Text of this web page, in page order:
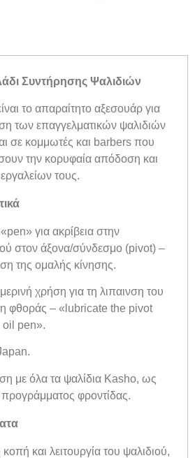
Συντήρησης Ψαλιδιών
το απαραίτητο αξεσουάρ για
των επαγγελματικών ψαλιδιών
σε κομμωτές και barbers που
την κορυφαία απόδοση και
τους.
για ακρίβεια στην
στον άξονα/σύνδεσμο (pivot) –
της ομαλής κίνησης.
χρήση για τη λιπαινση του
φθοράς – «lubricate the pivot
oil pen».
με όλα τα ψαλίδια Kasho, ως
φροντίδας.
και λειτουργία του ψαλιδιού,